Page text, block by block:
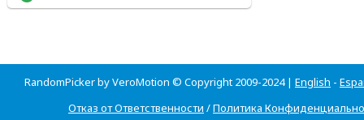
RandomPicker by VeroMotion © Copyright 2009-2024 | English -
Отказ от Ответственности /Политика